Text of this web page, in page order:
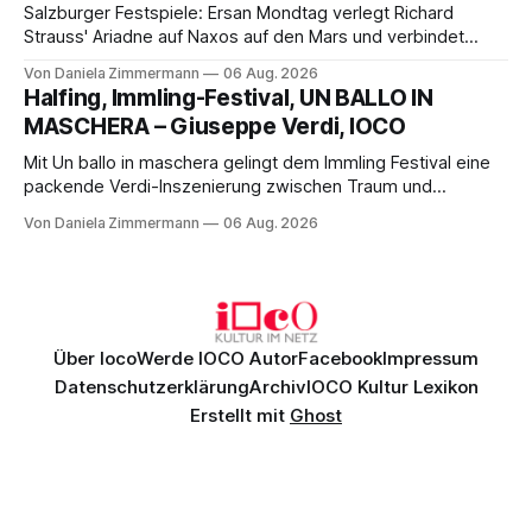
Salzburger Festspiele: Ersan Mondtag verlegt Richard
Strauss' Ariadne auf Naxos auf den Mars und verbindet
Aufführung mit starken Solisten und den Wiener
Philharmonikern, szenisch bleibt der zweite Akt jedoch
hinter den Erwartungen zurück.
Von Daniela Zimmermann 06 Aug. 2026
Halfing, Immling-Festival, UN BALLO IN
MASCHERA – Giuseppe Verdi, IOCO
Mit Un ballo in maschera gelingt dem Immling Festival eine
packende Verdi-Inszenierung zwischen Traum und
psychologische Tiefe mit starken Bildern, getragen von
Von Daniela Zimmermann 06 Aug. 2026
Über IocoWerde IOCO AutorFacebookImpressum
DatenschutzerklärungArchivIOCO Kultur Lexikon
Erstellt mit Ghost